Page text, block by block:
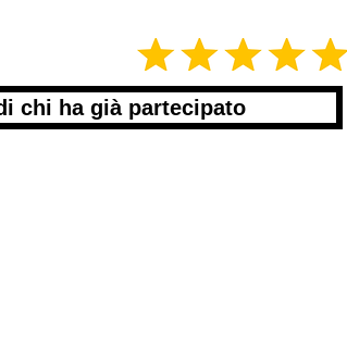
chi ha già partecipato